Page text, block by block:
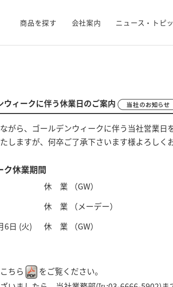
商品を探す 会社案内 ニュース・トピ
ウィークに伴う休業日のご案内
がら、ゴールデンウィークに伴う当社営業日
しますが、何卒ご了承下さいます様よろしく
ク休業期間
休 業 （GW）
休 業 （メーデー）
6日 (火)
休 業 （GW）
こちら
をご覧ください。